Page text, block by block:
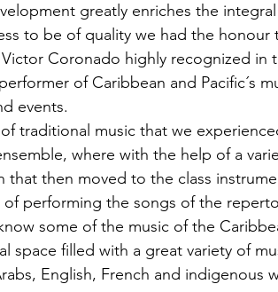
greatly enriches the
to be of quality we had the honour
Coronado highly recognized in
of Caribbean and Pacific´s
events.
traditional music that we
where with the help of a
that then moved to the class
performing the songs of the
some of the music of the
space filled with a great variety of
English, French and indigenous